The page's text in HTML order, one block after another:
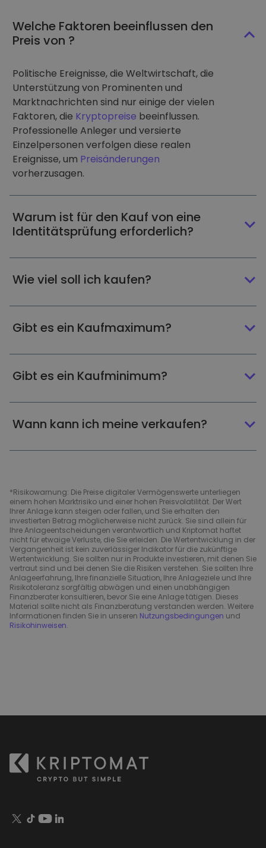
Welche Faktoren beeinflussen den
Preis von ?
Politische Ereignisse, die Weltwirtschaft, die
Unterstützung von Prominenten und
Marktnachrichten sind nur einige der vielen
Faktoren, die Kryptopreise beeinflussen.
Professionelle Anleger und versierte
Einzelpersonen verfolgen diese realen
Ereignisse, um Preisänderungen
vorherzusagen.
Warum ist für den Kauf von eine
Identitätsprüfung erforderlich?
Wie viel soll ich kaufen?
Gibt es ein Kaufmaximum?
Gibt es ein Kaufminimum?
Wann kann ich meine verkaufen?
*Risikowarnung: Die Preise digitaler Vermögenswerte unterliegen
einem hohen Marktrisiko und einer hohen Preisvolatilität. Der Wert
Ihrer Anlage kann steigen oder fallen, und Sie erhalten den
investierten Betrag möglicherweise nicht zurück. Sie sind allein für
Ihre Anlageentscheidungen verantwortlich und Kriptomat haftet
nicht für etwaige Verluste, die Sie erleiden. Die Wertentwicklung in der
Vergangenheit ist kein zuverlässiger Indikator für die zukünftige
Wertentwicklung. Sie sollten nur in Produkte investieren, mit denen Sie
vertraut sind und bei denen Sie die Risiken verstehen. Sie sollten Ihre
Anlageerfahrung, Ihre finanzielle Situation, Ihre Anlageziele und Ihre
Risikotoleranz sorgfältig abwägen und einen unabhängigen
Finanzberater konsultieren, bevor Sie eine Anlage tätigen. Dieses
Material sollte nicht als Finanzberatung verstanden werden. Weitere
Informationen finden Sie in unseren Nutzungsbedingungen und
Risikohinweisen.